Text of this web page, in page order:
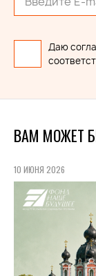
Даю
ВАМ МОЖЕТ
10 ИЮНЯ 2026